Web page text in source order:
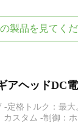
製品を見てく
アヘッドDC
-定格トルク：最
スタム -制御：